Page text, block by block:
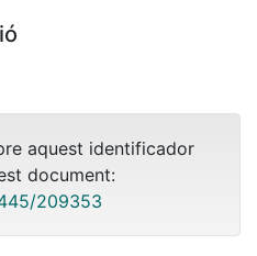
aquest identificador
document:
209353